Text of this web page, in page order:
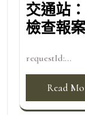
交通站
檢查報
requestId:...
Read